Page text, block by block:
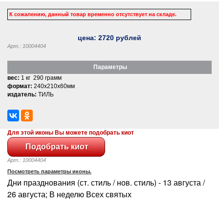
К сожалению, данный товар временно отсутствует на складе.
цена: 2720 рублей
Арт.: 10004404
Параметры
вес: 1 кг 290 грамм
формат: 240x210x60мм
издатель: ТИЛЬ
Для этой иконы Вы можете подобрать киот
Арт.: 10004404
Посмотреть параметры иконы.
Дни празднования (ст. стиль / нов. стиль) - 13 августа /
26 августа; В неделю Всех святых